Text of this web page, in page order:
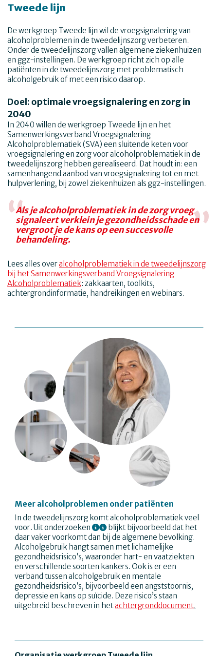
Tweede lijn
De werkgroep Tweede lijn wil de vroegsignalering van
alcoholproblemen in de tweedelijnszorg verbeteren.
Onder de tweedelijnszorg vallen algemene ziekenhuizen
en ggz-instellingen. De werkgroep richt zich op alle
patiënten in de tweedelijnszorg met problematisch
alcoholgebruik of met een risico daarop.
Doel: optimale vroegsignalering en zorg in
2040
In 2040 willen de werkgroep Tweede lijn en het
Samenwerkingsverband Vroegsignalering
Alcoholproblematiek (SVA) een sluitende keten voor
vroegsignalering en zorg voor alcoholproblematiek in de
tweedelijnszorg hebben gerealiseerd. Dat houdt in: een
samenhangend aanbod van vroegsignalering tot en met
hulpverlening, bij zowel ziekenhuizen als ggz-instellingen.
Als je alcoholproblematiek in de zorg vroeg
signaleert verklein je gezondheidsschade en
vergroot je de kans op een succesvolle
behandeling.
Lees alles overalcoholproblematiek in de tweedelijnszorg
bij het Samenwerkingsverband Vroegsignalering
Alcoholproblematiek: zakkaarten, toolkits,
achtergrondinformatie, handreikingen en webinars.
Meer alcoholproblemen onder patiënten
In de tweedelijnszorg komt alcoholproblematiek veel
voor. Uit onderzoeken
blijkt bijvoorbeeld dat het
daar vaker voorkomt dan bij de algemene bevolking.
Alcoholgebruik hangt samen met lichamelijke
gezondheidsrisico’s, waaronder hart- en vaatziekten
en verschillende soorten kankers. Ook is er een
verband tussen alcoholgebruik en mentale
gezondheidsrisico’s, bijvoorbeeld een angststoornis,
depressie en kans op suïcide. Deze risico’s staan
uitgebreid beschreven in hetachtergronddocument.